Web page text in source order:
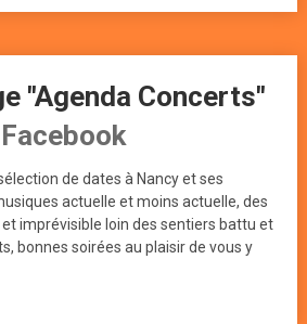
"Agenda Concerts"
Facebook
de dates à Nancy et ses
actuelle et moins actuelle, des
imprévisible loin des sentiers battu et
bonnes soirées au plaisir de vous y